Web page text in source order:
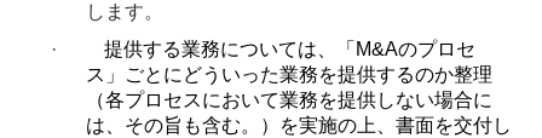
します。
·
提供する業務については、「 M&Aのプロセ
ス」ごとにどういった業務を提供するのか整理
（各プロセスにおいて業務を提供しない場合に
は、その旨も含む。）を実施の上、書面を交付し